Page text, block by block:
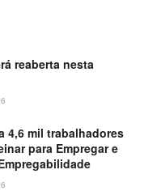
reaberta nesta
4,6 mil trabalhadores
para Empregar e